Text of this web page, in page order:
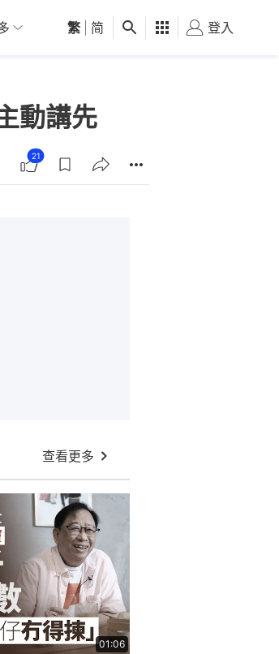
01深圳 觀點 健康 好食玩飛
繁 简 登入
動講先
21
查看更多
01:06